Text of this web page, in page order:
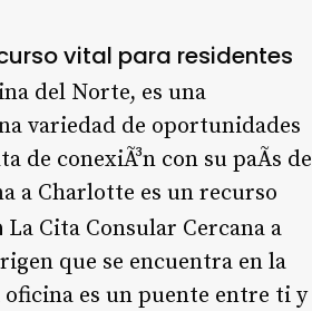
vital para residentes
del Norte, es una
variedad de oportunidades
de conexiÃ³n con su paÃ­s de
a Charlotte es un recurso
La Cita Consular Cercana a
que se encuentra en la
es un puente entre ti y